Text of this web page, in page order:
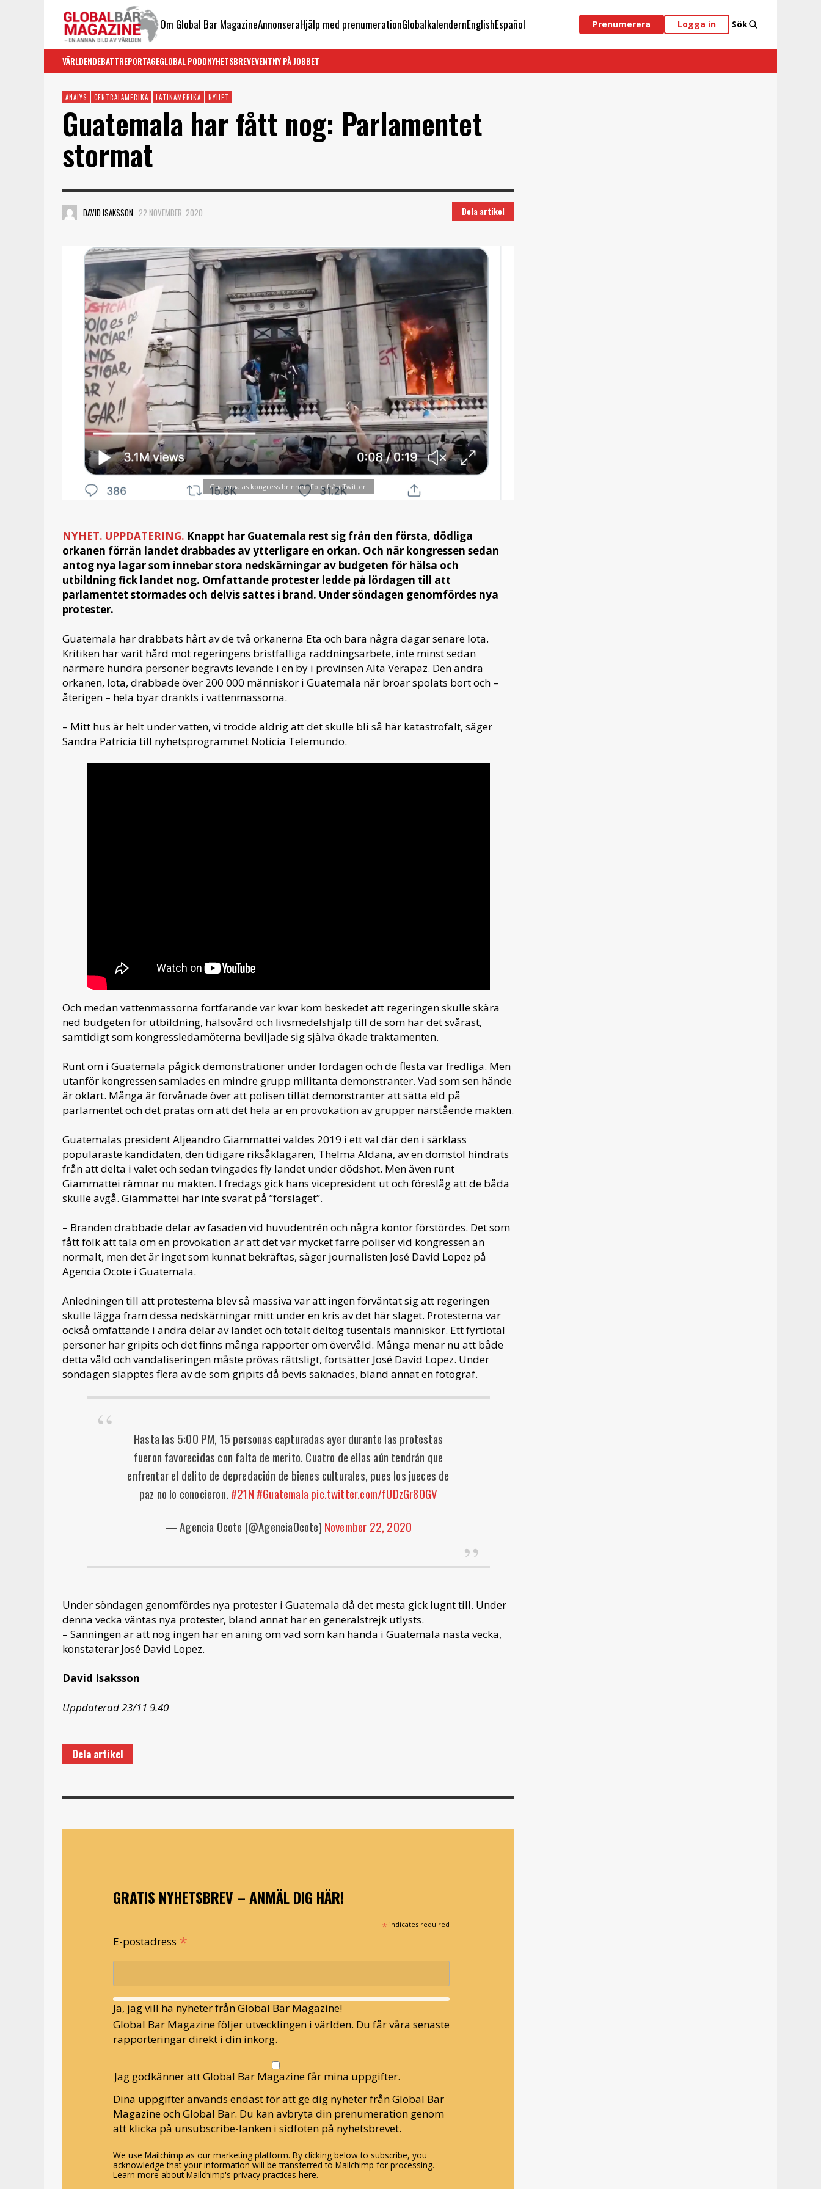
Om Global Bar MagazineAnnonseraHjälp med prenumerationGlobalkalendernEnglishEspañol Prenumerera Logga in Sök
VÄRLDENDEBATTREPORTAGEGLOBAL PODDNYHETSBREVEVENTNY PÅ JOBBET
ANALYS CENTRALAMERIKA LATINAMERIKA NYHET
Guatemala har fått nog: Parlamentet
stormat
DAVID ISAKSSON 22 NOVEMBER, 2020 Dela artikel
Guatemalas kongress brinner. Foto från Twitter.
NYHET. UPPDATERING. Knappt har Guatemala rest sig från den första, dödliga
orkanen förrän landet drabbades av ytterligare en orkan. Och när kongressen sedan
antog nya lagar som innebar stora nedskärningar av budgeten för hälsa och
utbildning fick landet nog. Omfattande protester ledde på lördagen till att
parlamentet stormades och delvis sattes i brand. Under söndagen genomfördes nya
protester.
Guatemala har drabbats hårt av de två orkanerna Eta och bara några dagar senare Iota.
Kritiken har varit hård mot regeringens bristfälliga räddningsarbete, inte minst sedan
närmare hundra personer begravts levande i en by i provinsen Alta Verapaz. Den andra
orkanen, Iota, drabbade över 200 000 människor i Guatemala när broar spolats bort och –
återigen – hela byar dränkts i vattenmassorna.
– Mitt hus är helt under vatten, vi trodde aldrig att det skulle bli så här katastrofalt, säger
Sandra Patricia till nyhetsprogrammet Noticia Telemundo.
Och medan vattenmassorna fortfarande var kvar kom beskedet att regeringen skulle skära
ned budgeten för utbildning, hälsovård och livsmedelshjälp till de som har det svårast,
samtidigt som kongressledamöterna beviljade sig själva ökade traktamenten.
Runt om i Guatemala pågick demonstrationer under lördagen och de flesta var fredliga. Men
utanför kongressen samlades en mindre grupp militanta demonstranter. Vad som sen hände
är oklart. Många är förvånade över att polisen tillät demonstranter att sätta eld på
parlamentet och det pratas om att det hela är en provokation av grupper närstående makten.
Guatemalas president Aljeandro Giammattei valdes 2019 i ett val där den i särklass
populäraste kandidaten, den tidigare riksåklagaren, Thelma Aldana, av en domstol hindrats
från att delta i valet och sedan tvingades fly landet under dödshot. Men även runt
Giammattei rämnar nu makten. I fredags gick hans vicepresident ut och föreslåg att de båda
skulle avgå. Giammattei har inte svarat på ”förslaget”.
– Branden drabbade delar av fasaden vid huvudentrén och några kontor förstördes. Det som
fått folk att tala om en provokation är att det var mycket färre poliser vid kongressen än
normalt, men det är inget som kunnat bekräftas, säger journalisten José David Lopez på
Agencia Ocote i Guatemala.
Anledningen till att protesterna blev så massiva var att ingen förväntat sig att regeringen
skulle lägga fram dessa nedskärningar mitt under en kris av det här slaget. Protesterna var
också omfattande i andra delar av landet och totalt deltog tusentals människor. Ett fyrtiotal
personer har gripits och det finns många rapporter om övervåld. Många menar nu att både
detta våld och vandaliseringen måste prövas rättsligt, fortsätter José David Lopez. Under
söndagen släpptes flera av de som gripits då bevis saknades, bland annat en fotograf.
Hasta las 5:00 PM, 15 personas capturadas ayer durante las protestas
fueron favorecidas con falta de merito. Cuatro de ellas aún tendrán que
enfrentar el delito de depredación de bienes culturales, pues los jueces de
paz no lo conocieron. #21N #Guatemala pic.twitter.com/fUDzGr8OGV
— Agencia Ocote (@AgenciaOcote) November 22, 2020
Under söndagen genomfördes nya protester i Guatemala då det mesta gick lugnt till. Under
denna vecka väntas nya protester, bland annat har en generalstrejk utlysts.
– Sanningen är att nog ingen har en aning om vad som kan hända i Guatemala nästa vecka,
konstaterar José David Lopez.
David Isaksson
Uppdaterad 23/11 9.40
Dela artikel
GRATIS NYHETSBREV – ANMÄL DIG HÄR!
* indicates required
E-postadress *
Ja, jag vill ha nyheter från Global Bar Magazine!
Global Bar Magazine följer utvecklingen i världen. Du får våra senaste
rapporteringar direkt i din inkorg.
Jag godkänner att Global Bar Magazine får mina uppgifter.
Dina uppgifter används endast för att ge dig nyheter från Global Bar
Magazine och Global Bar. Du kan avbryta din prenumeration genom
att klicka på unsubscribe-länken i sidfoten på nyhetsbrevet.
We use Mailchimp as our marketing platform. By clicking below to subscribe, you
acknowledge that your information will be transferred to Mailchimp for processing.
Learn more about Mailchimp's privacy practices here.